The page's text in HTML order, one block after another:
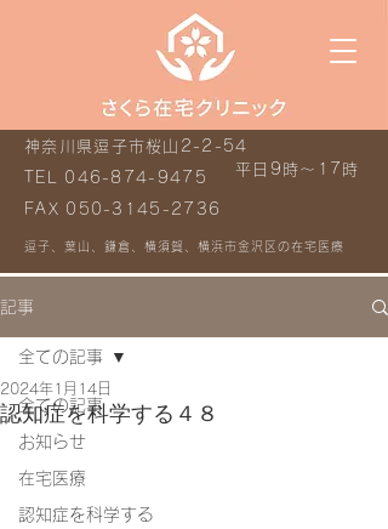
平日9時～17時
神奈川県逗子市桜山2-2-54
TEL 046-874-9475
FAX 050-3145-2736
逗子、葉山、鎌倉、横須賀、横浜市金沢区の在宅医療
記事
全ての記事
お知らせ
在宅医療
認知症を科学する
全ての記事
認知症を科学する４８
2024年1月14日